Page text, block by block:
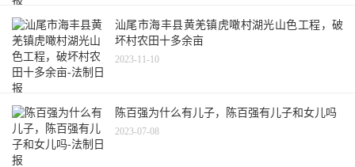
汕尾市海丰县黄羌镇虎噉村湖光山色工程，破
坏村农田十多余亩
2023-11-10
陈百强为什么有儿子，陈百强有儿子和女儿吗
2023-07-08